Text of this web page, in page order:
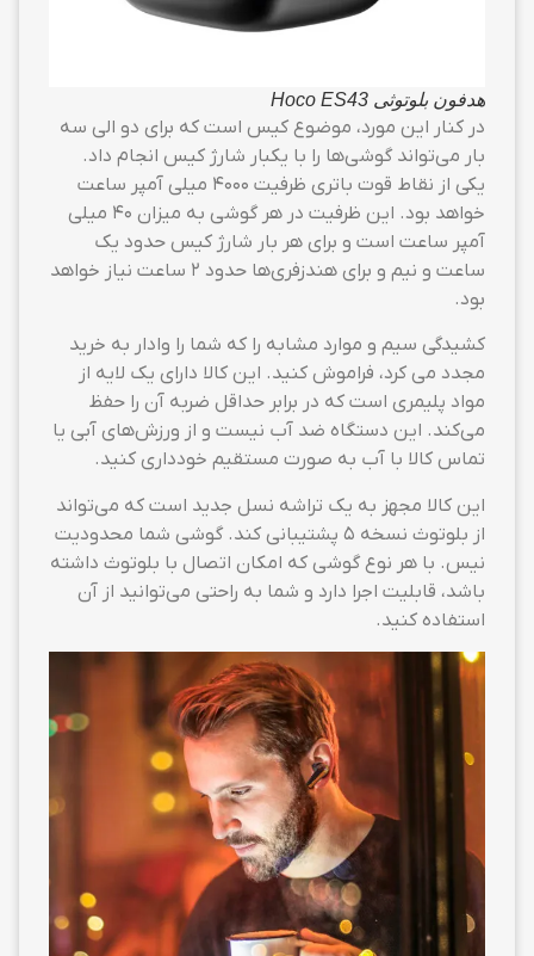
هدفون بلوتوثی Hoco ES43
در کنار این مورد، موضوع کیس است که برای دو الی سه
بار می‌تواند گوشی‌ها را با یکبار شارژ کیس انجام داد.
یکی از نقاط قوت باتری ظرفیت 4000 میلی آمپر ساعت
خواهد بود. این ظرفیت در هر گوشی به میزان 40 میلی
آمپر ساعت است و برای هر بار شارژ کیس حدود یک
ساعت و نیم و برای هندزفری‌ها حدود 2 ساعت نیاز خواهد
بود.
کشیدگی سیم و موارد مشابه را که شما را وادار به خرید
مجدد می کرد، فراموش کنید. این کالا دارای یک لایه از
مواد پلیمری است که در برابر حداقل ضربه آن را حفظ
می‌کند. این دستگاه ضد آب نیست و از ورزش‌های آبی یا
تماس کالا با آب به صورت مستقیم خودداری کنید.
این کالا مجهز به یک تراشه نسل جدید است که می‌تواند
از بلوتوث نسخه 5 پشتیبانی کند. گوشی شما محدودیت
نیس. با هر نوع گوشی که امکان اتصال با بلوتوث داشته
باشد، قابلیت اجرا دارد و شما به راحتی می‌توانید از آن
استفاده کنید.